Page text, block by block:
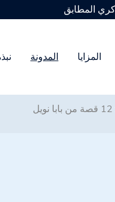
المزايا المدونة